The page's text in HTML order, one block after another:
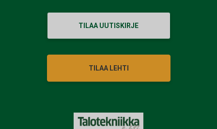
TILAA UUTISKIRJE
TILAA LEHTI